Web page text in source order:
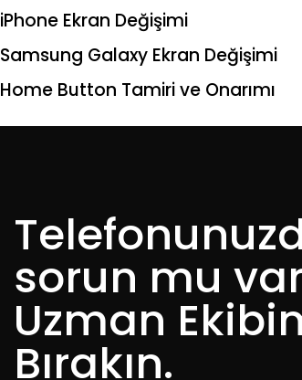
iPhone Ekran Değişimi
Samsung Galaxy Ekran Değişimi
Home Button Tamiri ve Onarımı
sorun mu
Uzman
Bırakın.